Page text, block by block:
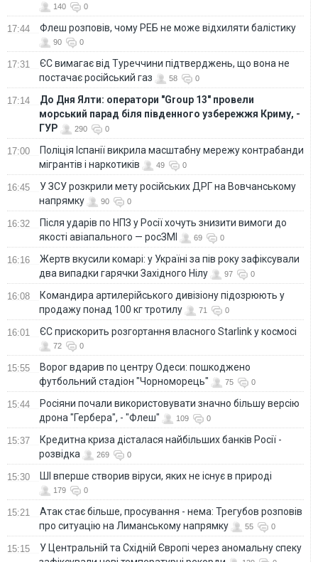
140 0
17:44 Флеш розповів, чому РЕБ не може відхиляти балістику
90 0
17:31
ЄС вимагає від Туреччини підтверджень, що вона не
постачає російський газ
58 0
17:14
До Дня Ялти: оператори "Group 13" провели
морський парад біля південного узбережжя Криму, -
ГУР
290 0
17:00
Поліція Іспанії викрила масштабну мережу контрабанди
мігрантів і наркотиків
49 0
16:45
У ЗСУ розкрили мету російських ДРГ на Вовчанському
напрямку
90 0
16:32
Після ударів по НПЗ у Росії хочуть знизити вимоги до
якості авіапального — росЗМІ
69 0
16:16
Жертв вкусили комарі: у Україні за пів року зафіксували
два випадки гарячки Західного Нілу
97 0
16:08
Командира артилерійського дивізіону підозрюють у
продажу понад 100 кг тротилу
71 0
16:01 ЄС прискорить розгортання власного Starlink у космосі
72 0
15:55
Ворог вдарив по центру Одеси: пошкоджено
футбольний стадіон "Чорноморець"
75 0
15:44
Росіяни почали використовувати значно більшу версію
дрона "Гербера", - "Флеш"
109 0
15:37
Кредитна криза дісталася найбільших банків Росії -
розвідка
269 0
15:30 ШІ вперше створив віруси, яких не існує в природі
179 0
15:21
Атак стає більше, просування - нема: Трегубов розповів
про ситуацію на Лиманському напрямку
55 0
15:15
У Центральній та Східній Європі через аномальну спеку